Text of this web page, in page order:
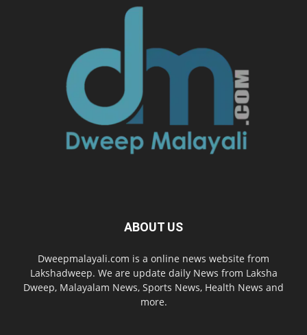
ABOUT US
Dweepmalayali.com is a online news website from
Lakshadweep. We are update daily News from Laksha
Dweep, Malayalam News, Sports News, Health News and
more.